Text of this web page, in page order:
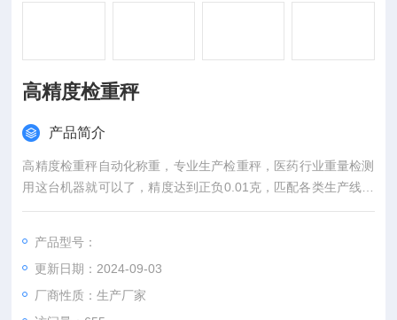
高精度检重秤
产品简介
高精度检重秤自动化称重，专业生产检重秤，医药行业重量检测
用这台机器就可以了，精度达到正负0.01克，匹配各类生产线，
量程200g适用范围广，速度240包兼容市面95%包装速度。
产品型号：
更新日期：2024-09-03
厂商性质：生产厂家